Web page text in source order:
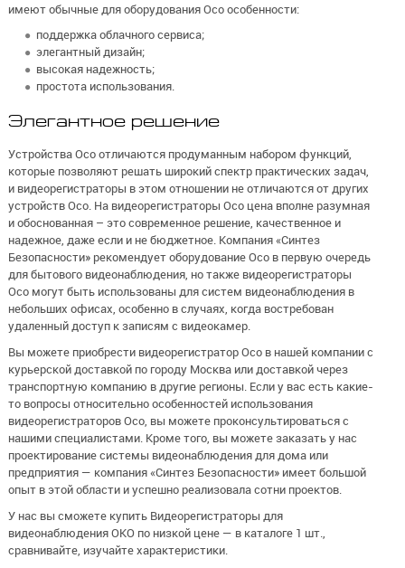
имеют обычные для оборудования Oco особенности:
поддержка облачного сервиса;
элегантный дизайн;
высокая надежность;
простота использования.
Элегантное решение
Устройства Oco отличаются продуманным набором функций,
которые позволяют решать широкий спектр практических задач,
и видеорегистраторы в этом отношении не отличаются от других
устройств Oco. На видеорегистраторы Oco цена вполне разумная
и обоснованная – это современное решение, качественное и
надежное, даже если и не бюджетное. Компания «Синтез
Безопасности» рекомендует оборудование Oco в первую очередь
для бытового видеонаблюдения, но также видеорегистраторы
Oco могут быть использованы для систем видеонаблюдения в
небольших офисах, особенно в случаях, когда востребован
удаленный доступ к записям с видеокамер.
Вы можете приобрести видеорегистратор Oco в нашей компании с
курьерской доставкой по городу Москва или доставкой через
транспортную компанию в другие регионы. Если у вас есть какие-
то вопросы относительно особенностей использования
видеорегистраторов Oco, вы можете проконсультироваться с
нашими специалистами. Кроме того, вы можете заказать у нас
проектирование системы видеонаблюдения для дома или
предприятия — компания «Синтез Безопасности» имеет большой
опыт в этой области и успешно реализовала сотни проектов.
У нас вы сможете купить Видеорегистраторы для
видеонаблюдения ОКО по низкой цене — в каталоге 1 шт.,
сравнивайте, изучайте характеристики.